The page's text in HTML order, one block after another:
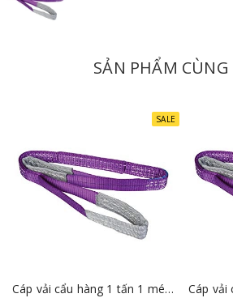
SẢN PHẨM CÙNG
SALE
Cáp vải cẩu hàng 1 tấn 1 mét Trung Quốc